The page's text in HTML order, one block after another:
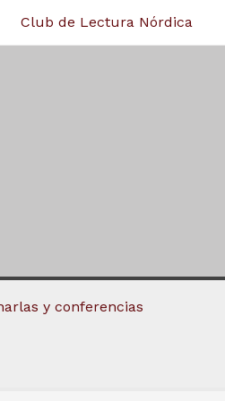
Club de Lectura Nórdica
y conferencias